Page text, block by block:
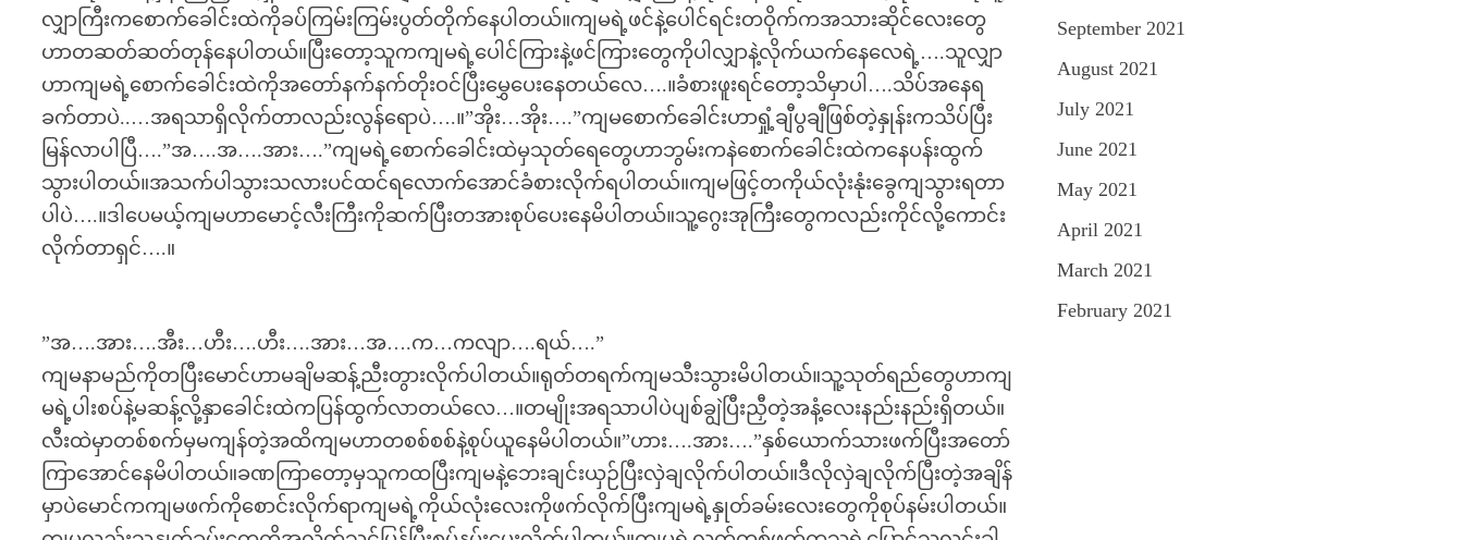
လျှာကြီးကစောက်ခေါင်းထဲကိုခပ်ကြမ်းကြမ်းပွတ်တိုက်နေပါတယ်။ကျမရဲ့ဖင်နဲ့ပေါင်ရင်းတဝိုက်ကအသားဆိုင်လေးတွေ
ဟာတဆတ်ဆတ်တုန်နေပါတယ်။ပြီးတော့သူကကျမရဲ့ပေါင်ကြားနဲ့ဖင်ကြားတွေကိုပါလျှာနဲ့လိုက်ယက်နေလေရဲ့….သူလျှာ
ဟာကျမရဲ့စောက်ခေါင်းထဲကိုအတော်နက်နက်တိုးဝင်ပြီးမွှေပေးနေတယ်လေ….။ခံစားဖူးရင်တော့သိမှာပါ….သိပ်အနေရ
ခက်တာပဲ..…အရသာရှိလိုက်တာလည်းလွန်ရောပဲ….။”အိုး…အိုး….”ကျမစောက်ခေါင်းဟာရှုံ့ချီပွချီဖြစ်တဲ့နှုန်းကသိပ်ပြီး
မြန်လာပါပြီ….”အ….အ….အား….”ကျမရဲ့စောက်ခေါင်းထဲမှသုတ်ရေတွေဟာဘွမ်းကနဲစောက်ခေါင်းထဲကနေပန်းထွက်
သွားပါတယ်။အသက်ပါသွားသလားပင်ထင်ရလောက်အောင်ခံစားလိုက်ရပါတယ်။ကျမဖြင့်တကိုယ်လုံးနုံးခွေကျသွားရတာ
ပါပဲ….။ဒါပေမယ့်ကျမဟာမောင့်လီးကြီးကိုဆက်ပြီးတအားစုပ်ပေးနေမိပါတယ်။သူ့ဂွေးအုကြီးတွေကလည်းကိုင်လို့ကောင်း
လိုက်တာရှင်….။
”အ….အား….အီး…ဟီး….ဟီး….အား…အ….က…ကလျာ….ရယ်….”
ကျမနာမည်ကိုတပြီးမောင်ဟာမချိမဆန့်ညီးတွားလိုက်ပါတယ်။ရုတ်တရက်ကျမသီးသွားမိပါတယ်။သူ့သုတ်ရည်တွေဟာကျ
မရဲ့ပါးစပ်နဲ့မဆန့်လို့နှာခေါင်းထဲကပြန်ထွက်လာတယ်လေ…။တမျိုးအရသာပါပဲပျစ်ချွဲပြီးညှီတဲ့အနံ့လေးနည်းနည်းရှိတယ်။
လီးထဲမှာတစ်စက်မှမကျန်တဲ့အထိကျမဟာတစစ်စစ်နဲ့စုပ်ယူနေမိပါတယ်။”ဟား….အား….”နှစ်ယောက်သားဖက်ပြီးအတော်
ကြာအောင်နေမိပါတယ်။ခဏကြာတော့မှသူကထပြီးကျမနဲ့ဘေးချင်းယှဉ်ပြီးလှဲချလိုက်ပါတယ်။ဒီလိုလှဲချလိုက်ပြီးတဲ့အချိန်
မှာပဲမောင်ကကျမဖက်ကိုစောင်းလိုက်ရာကျမရဲ့ကိုယ်လုံးလေးကိုဖက်လိုက်ပြီးကျမရဲ့နှုတ်ခမ်းလေးတွေကိုစုပ်နမ်းပါတယ်။
September 2021
August 2021
July 2021
June 2021
May 2021
April 2021
March 2021
February 2021